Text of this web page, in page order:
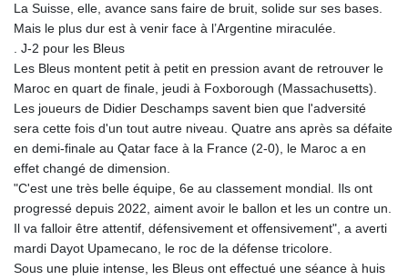
La Suisse, elle, avance sans faire de bruit, solide sur ses bases.
Mais le plus dur est à venir face à l’Argentine miraculée.
. J-2 pour les Bleus
Les Bleus montent petit à petit en pression avant de retrouver le
Maroc en quart de finale, jeudi à Foxborough (Massachusetts).
Les joueurs de Didier Deschamps savent bien que l'adversité
sera cette fois d'un tout autre niveau. Quatre ans après sa défaite
en demi-finale au Qatar face à la France (2-0), le Maroc a en
effet changé de dimension.
"C'est une très belle équipe, 6e au classement mondial. Ils ont
progressé depuis 2022, aiment avoir le ballon et les un contre un.
Il va falloir être attentif, défensivement et offensivement", a averti
mardi Dayot Upamecano, le roc de la défense tricolore.
Sous une pluie intense, les Bleus ont effectué une séance à huis